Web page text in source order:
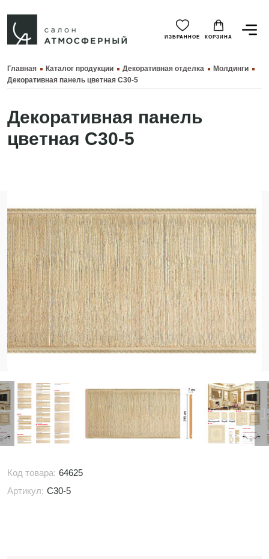
ИЗБРАННОЕ КОРЗИНА
Главная Каталог продукции Декоративная отделка
Молдинги
Декоративная панель цветная C30-5
Декоративная панель
цветная C30-5
Код товара: 64625
Артикул: C30-5